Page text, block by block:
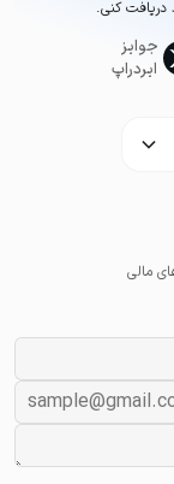
دریافت کنی.
جوایز
ایردراپ
مالی